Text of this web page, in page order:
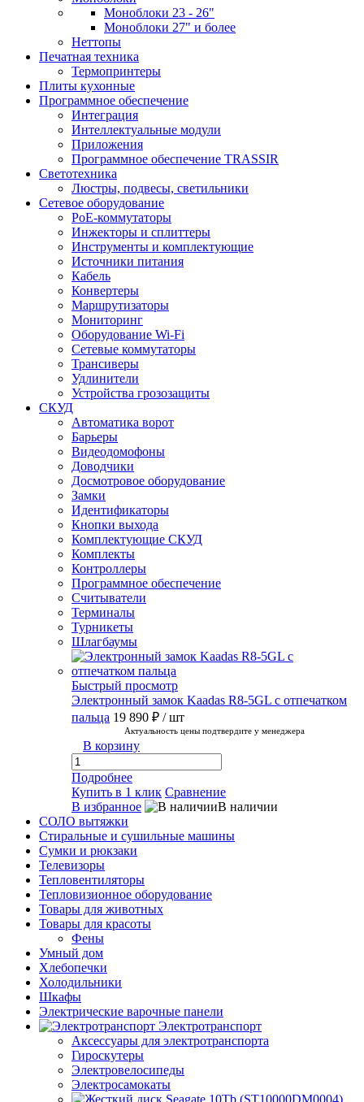
Моноблоки 23 - 26"
Моноблоки 27" и более
Неттопы
Печатная техника
Термопринтеры
Плиты кухонные
Программное обеспечение
Интеграция
Интеллектуальные модули
Приложения
Программное обеспечение TRASSIR
Светотехника
Люстры, подвесы, светильники
Сетевое оборудование
PoE-коммутаторы
Инжекторы и сплиттеры
Инструменты и комплектующие
Источники питания
Кабель
Конвертеры
Маршрутизаторы
Мониторинг
Оборудование Wi-Fi
Сетевые коммутаторы
Трансиверы
Удлинители
Устройства грозозащиты
СКУД
Автоматика ворот
Барьеры
Видеодомофоны
Доводчики
Досмотровое оборудование
Замки
Идентификаторы
Кнопки выхода
Комплектующие СКУД
Комплекты
Контроллеры
Программное обеспечение
Считыватели
Терминалы
Турникеты
Шлагбаумы
Быстрый просмотр
Электронный замок Kaadas R8-5GL с отпечатком
пальца 19 890 ₽ / шт
Актуальность цены подтвердите у менеджера
В корзину
Подробнее
Купить в 1 клик Сравнение
В избранное
В наличии
СОЛО вытяжки
Стиральные и сушильные машины
Сумки и рюкзаки
Телевизоры
Тепловентиляторы
Тепловизионное оборудование
Товары для животных
Товары для красоты
Фены
Умный дом
Хлебопечки
Холодильники
Шкафы
Электрические варочные панели
Электротранспорт
Аксессуары для электротранспорта
Гироскутеры
Электровелосипеды
Электросамокаты